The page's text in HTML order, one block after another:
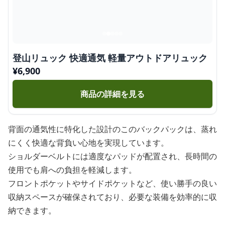
登山リュック 快適通気 軽量アウトドアリュック
¥6,900
商品の詳細を見る
背面の通気性に特化した設計のこのバックパックは、蒸れ
にくく快適な背負い心地を実現しています。
ショルダーベルトには適度なパッドが配置され、長時間の
使用でも肩への負担を軽減します。
フロントポケットやサイドポケットなど、使い勝手の良い
収納スペースが確保されており、必要な装備を効率的に収
納できます。